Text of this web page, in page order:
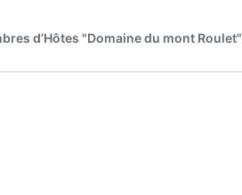
d’Hôtes "Domaine du mont